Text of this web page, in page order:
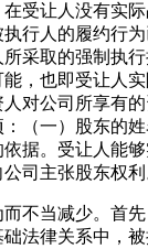
受让人没有实
行人的履约行
采取的强制执
，也即受让人
对公司所享有
（一）股东的
据。受让人能
司主张股东权利
不当减少。首
法律关系中，